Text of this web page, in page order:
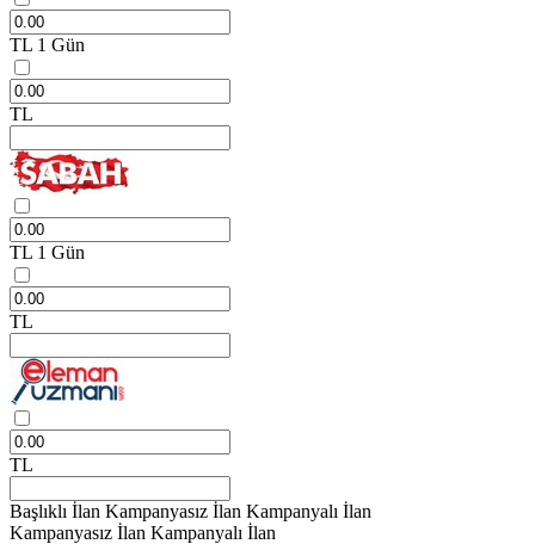
TL 1 Gün
TL
TL 1 Gün
TL
TL
Başlıklı İlan Kampanyasız İlan Kampanyalı İlan
Kampanyasız İlan Kampanyalı İlan